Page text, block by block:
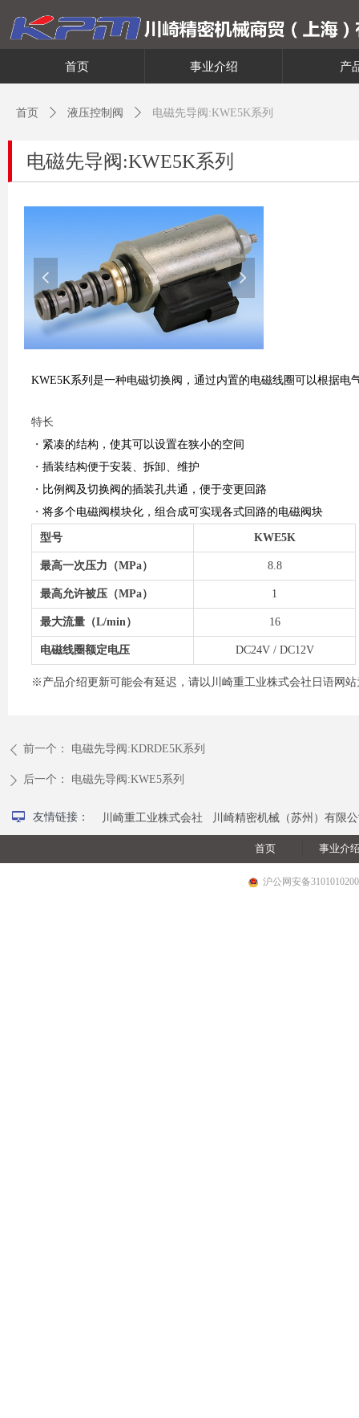
首页 事业介绍 产
电磁先导阀:KWE5K系列
넳 넲
KWE5K系列是一种电磁切换阀，通过内置的电磁线圈可以根据电
特长
・ 紧凑的结构，使其可以设置在狭小的空间
・ 插装结构便于安装、拆卸、维护
・ 比例阀及切换阀的插装孔共通，便于变更回路
・ 将多个电磁阀模块化，组合成可实现各式回路的电磁阀块
型号 KWE5K
最高一次压力（MPa） 8.8
最高允许被压（MPa） 1
最大流量（L/min） 16
电磁线圈额定电压 DC24V / DC12V
※产品介绍更新可能会有延迟，请以川崎重工业株式会社日语网站
首页 ꄲ 液压控制阀 ꄲ 电磁先导阀:KWE5K系列
ꄴ 前一个： 电磁先导阀:KDRDE5K系列
ꄲ 后一个： 电磁先导阀:KWE5系列
首页 事业介
川崎重工业株式会社 川崎精密机械（苏州）有限
友情链接：
넡
沪公网安备